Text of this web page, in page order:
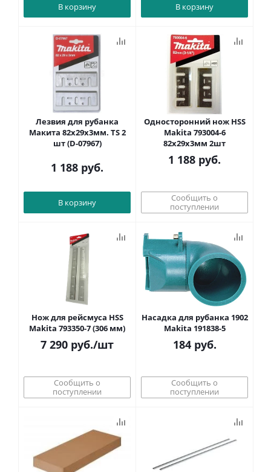
В корзину В корзину
Лезвия для рубанка
Макита 82х29х3мм. TS 2
шт (D-07967)
1 188 руб.
В корзину
Односторонний нож HSS
Makita 793004-6
82x29x3мм 2шт
1 188 руб.
Сообщить о
поступлении
Нож для рейсмуса HSS
Makita 793350-7 (306 мм)
7 290 руб./шт
Сообщить о
поступлении
Насадка для рубанка 1902
Makita 191838-5
184руб.
Сообщить о
поступлении